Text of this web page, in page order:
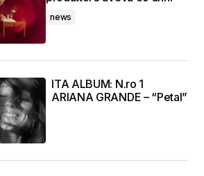
news
ITA ALBUM: N.ro 1
ARIANA GRANDE – “Petal”